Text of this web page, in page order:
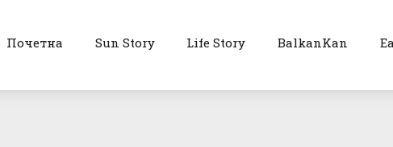
Почетна Sun Story Life Story BalkanKan